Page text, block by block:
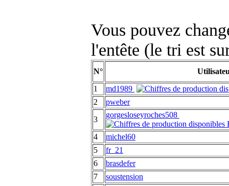
Vous pouvez
l'entête (le tri est
N°
1
md1989
2
pweber
3
gorgesloseyroches508
4
michel60
5
fr_21
6
brasdefer
7
soustension